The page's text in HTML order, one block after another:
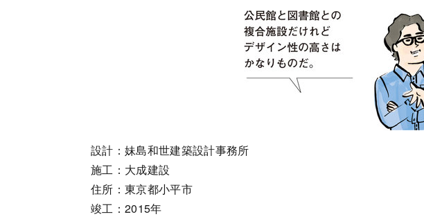
設計：妹島和世建築設計事務所
施工：大成建設
住所：東京都小平市
竣工：2015年